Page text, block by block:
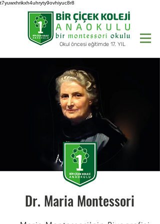
t7yuwxhrikxh4uhryty9ovhiyuc8r8
Okul öncesi eğitimde 17. YIL
Dr. Maria Montessori